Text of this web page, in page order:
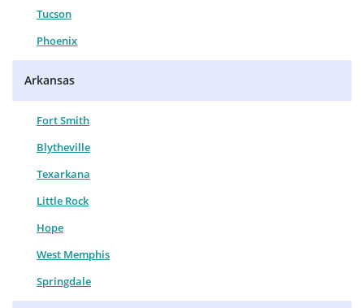
Tucson
Phoenix
Arkansas
Fort Smith
Blytheville
Texarkana
Little Rock
Hope
West Memphis
Springdale